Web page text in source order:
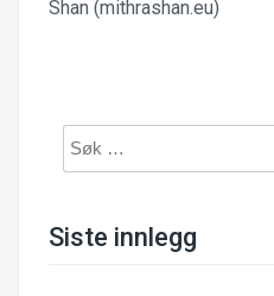
Shan (mithrashan.eu)
Søk
etter:
Siste innlegg